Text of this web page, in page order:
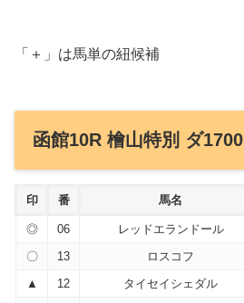
「＋」は馬単の紐候補
函館10R 檜山特別 ダ1700
印 番 馬名
◎ 06 レッドエランドール
〇
13 ロスコフ
▲
12 タイセイシェダル